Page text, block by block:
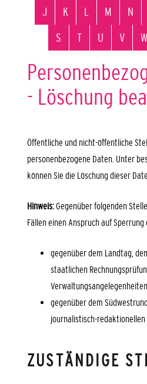
J
K L M N
S
T U V W
- Löschung
Öffentliche und nicht-öffentliche
personenbezogene Daten. Unter
können Sie die Löschung dieser
Hinweis:Gegenüber folgenden
Fällen einen Anspruch auf Sperrung
gegenüber dem Landtag,
staatlichen
gegenüber dem
journalistisch-redaktionellen
ZUSTÄNDIGE